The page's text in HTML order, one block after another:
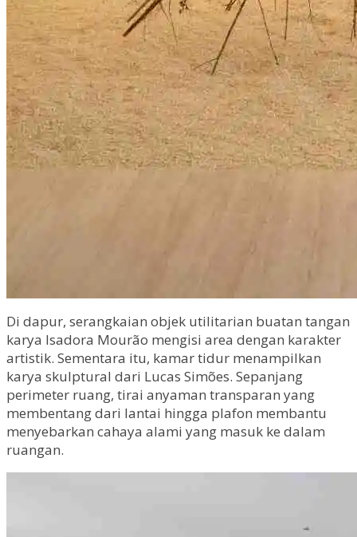
Di dapur, serangkaian objek utilitarian buatan tangan
karya Isadora Mourão mengisi area dengan karakter
artistik. Sementara itu, kamar tidur menampilkan
karya skulptural dari Lucas Simões. Sepanjang
perimeter ruang, tirai anyaman transparan yang
membentang dari lantai hingga plafon membantu
menyebarkan cahaya alami yang masuk ke dalam
ruangan.